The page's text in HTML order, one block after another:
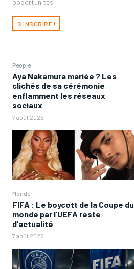
opportunités
S'INSCRIRE !
People
Aya Nakamura mariée ? Les
clichés de sa cérémonie
enflamment les réseaux
sociaux
7 août 2026
Monde
FIFA : Le boycott de la Coupe du
monde par l’UEFA reste
d’actualité
7 août 2026